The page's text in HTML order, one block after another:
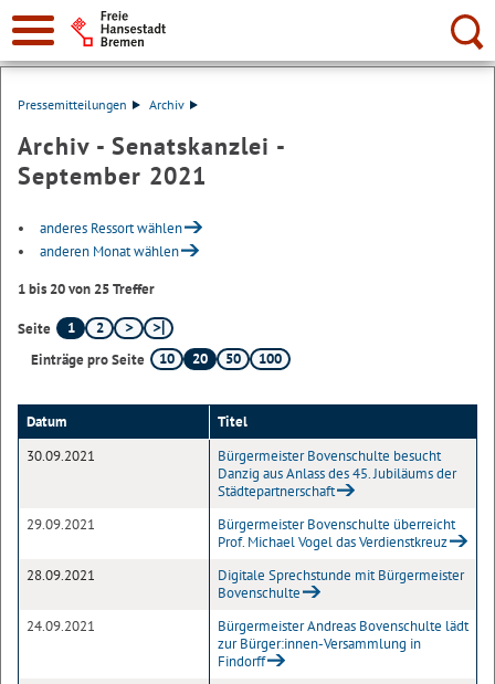
Suche:
Pressemitteilungen Archiv
Archiv - Senatskanzlei -
September 2021
anderes Ressort wählen
anderen Monat wählen
1 bis 20 von 25 Treffer
Seite 1
2
Einträge pro Seite
10 20 50 100
Datum
Titel
30.09.2021
Bürgermeister Bovenschulte besucht
Danzig aus Anlass des 45. Jubiläums der
Städtepartnerschaft
29.09.2021
Bürgermeister Bovenschulte überreicht
Prof. Michael Vogel das Verdienstkreuz
28.09.2021
Digitale Sprechstunde mit Bürgermeister
Bovenschulte
24.09.2021
Bürgermeister Andreas Bovenschulte lädt
zur Bürger:innen-Versammlung in
Findorff